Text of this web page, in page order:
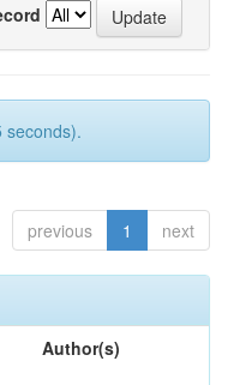
seconds).
previous 1 next
Author(s)